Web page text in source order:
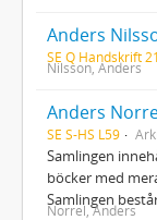
Anders
SE Q Handskrift
Nilsson, Anders
Anders
SE S-HS L59
Samlingen
böcker med
Samlingen
Norrel, Anders